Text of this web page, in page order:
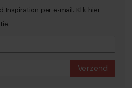
Inspiration per e-mail. Klik hier
Verzend